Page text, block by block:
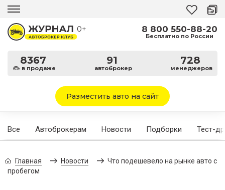
0+
8367
в продаже
91
автоброкер
728
менеджеров
8 800 550-88-20
Бесплатно по России
Разместить авто на сайт
Все Автоброкерам Новости Подборки Тест-
Главная Новости
Что подешевело на рынке авто с
пробегом